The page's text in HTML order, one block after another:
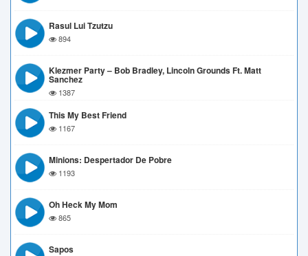
Rasul Lui Tzutzu
894
Klezmer Party – Bob Bradley, Lincoln Grounds Ft. Matt
Sanchez
1387
This My Best Friend
1167
Minions: Despertador De Pobre
1193
Oh Heck My Mom
865
Sapos